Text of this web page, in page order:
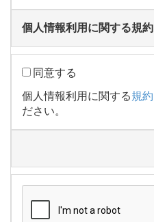
個人情報利用に関する規約
同意する
個人情報利用に関する規約
ださい。